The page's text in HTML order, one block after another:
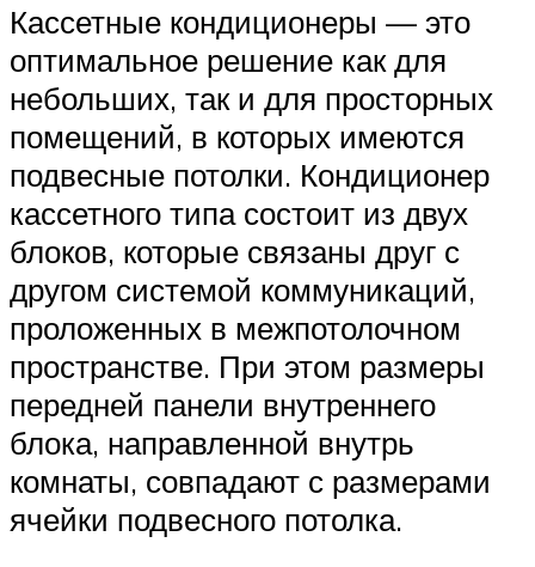
Кассетные кондиционеры — это
оптимальное решение как для
небольших, так и для просторных
помещений, в которых имеются
подвесные потолки. Кондиционер
кассетного типа состоит из двух
блоков, которые связаны друг с
другом системой коммуникаций,
проложенных в межпотолочном
пространстве. При этом размеры
передней панели внутреннего
блока, направленной внутрь
комнаты, совпадают с размерами
ячейки подвесного потолка.